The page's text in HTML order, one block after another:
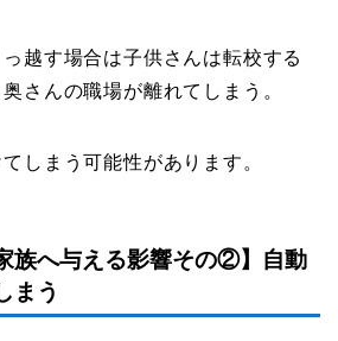
越す場合は子供さんは転校する
さんの職場が離れてしまう。
しまう可能性があります。
族へ与える影響その②】自動
まう